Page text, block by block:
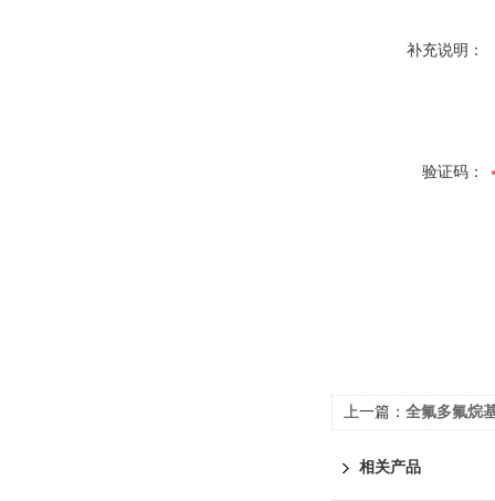
补充说明：
验证码：
上一篇： 全氟多氟烷基物
相关产品